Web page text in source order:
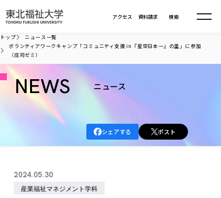
資料請求
アクセス 検索
大学について
大学理念
大学の概要
大学の歩み
学生・教職員・卒業生数
大学の取り組み
大学の取り組み
情報公開
学部・大学院
学部・大学院TOP
総合福祉学部
共生まちづくり学部
共生まちづくり学部
入学試験
トップ
ニュース一覧
ボランティアワークキャンプ「コミュニティ支援 in『星空日本一』の里」に参加
（庄司ゼミ）
NEWS ニュース
シェアする ポスト
2024.05.30
産業福祉マネジメント学科